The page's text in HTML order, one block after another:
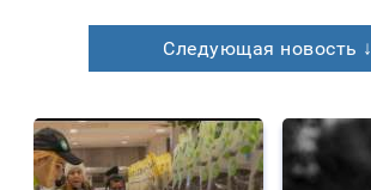
Следующая новость ↓